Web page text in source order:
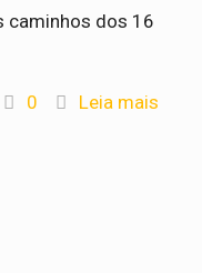
caminhos dos 16
0 Leia mais